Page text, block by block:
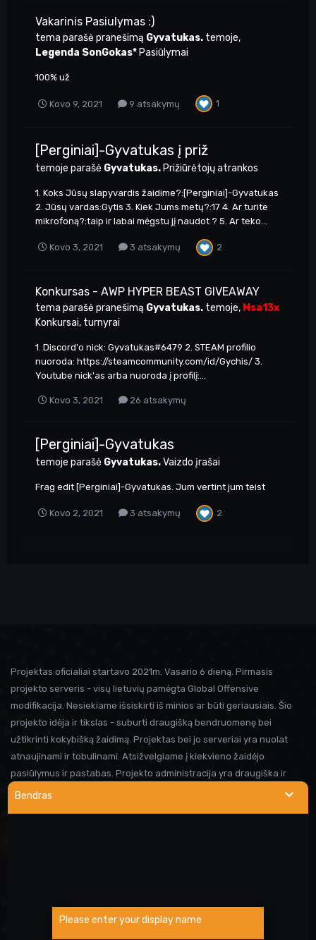
Vakarinis Pasiulymas :)
tema parašė pranešimą Gyvatukas. temoje,
Legenda SonGokas* Pasiūlymai
100% už
Kovo 9, 2021 9 atsakymų 1
[Perginiai]-Gyvatukas į priž
temoje parašė Gyvatukas. Prižiūrėtojų atrankos
1. Koks Jūsų slapyvardis žaidime?:[Perginiai]-Gyvatukas
2. Jūsų vardas:Gytis 3. Kiek Jums metų?:17 4. Ar turite
mikrofoną?:taip ir labai mėgstu jį naudot ? 5. Ar teko...
Kovo 3, 2021 3 atsakymų 2
Konkursas - AWP HYPER BEAST GIVEAWAY
tema parašė pranešimą Gyvatukas. temoje, Msa13x
Konkursai, turnyrai
1. Discord'o nick: Gyvatukas#6479 2. STEAM profilio
nuoroda: https://steamcommunity.com/id/Gychis/ 3.
Youtube nick'as arba nuoroda į profilį:...
Kovo 3, 2021 26 atsakymų
[Perginiai]-Gyvatukas
temoje parašė Gyvatukas.Vaizdo įrašai
Frag edit [Perginiai]-Gyvatukas. Jum vertint jum teist
Kovo 2, 2021 3 atsakymų 2
Bendras
Please enter your display name
Projektas oficialiai startavo 2021m. Vasario 6 dieną. Pirmasis
projekto serveris - visų lietuvių pamėgta Global Offensive
modifikacija. Nesiekiame išsiskirti iš minios ar būti geriausiais. Šio
projekto idėja ir tikslas - suburti draugišką bendruomenę bei
užtikrinti kokybišką žaidimą. Projektas bei jo serveriai yra nuolat
atnaujinami ir tobulinami. Atsižvelgiame į kiekvieno žaidėjo
pasiūlymus ir pastabas. Projekto administracija yra draugiška ir
visada linkusi padėti prireikus pagalbos. Iki susitikimo serveryje!
Atsiblokavimo anketa